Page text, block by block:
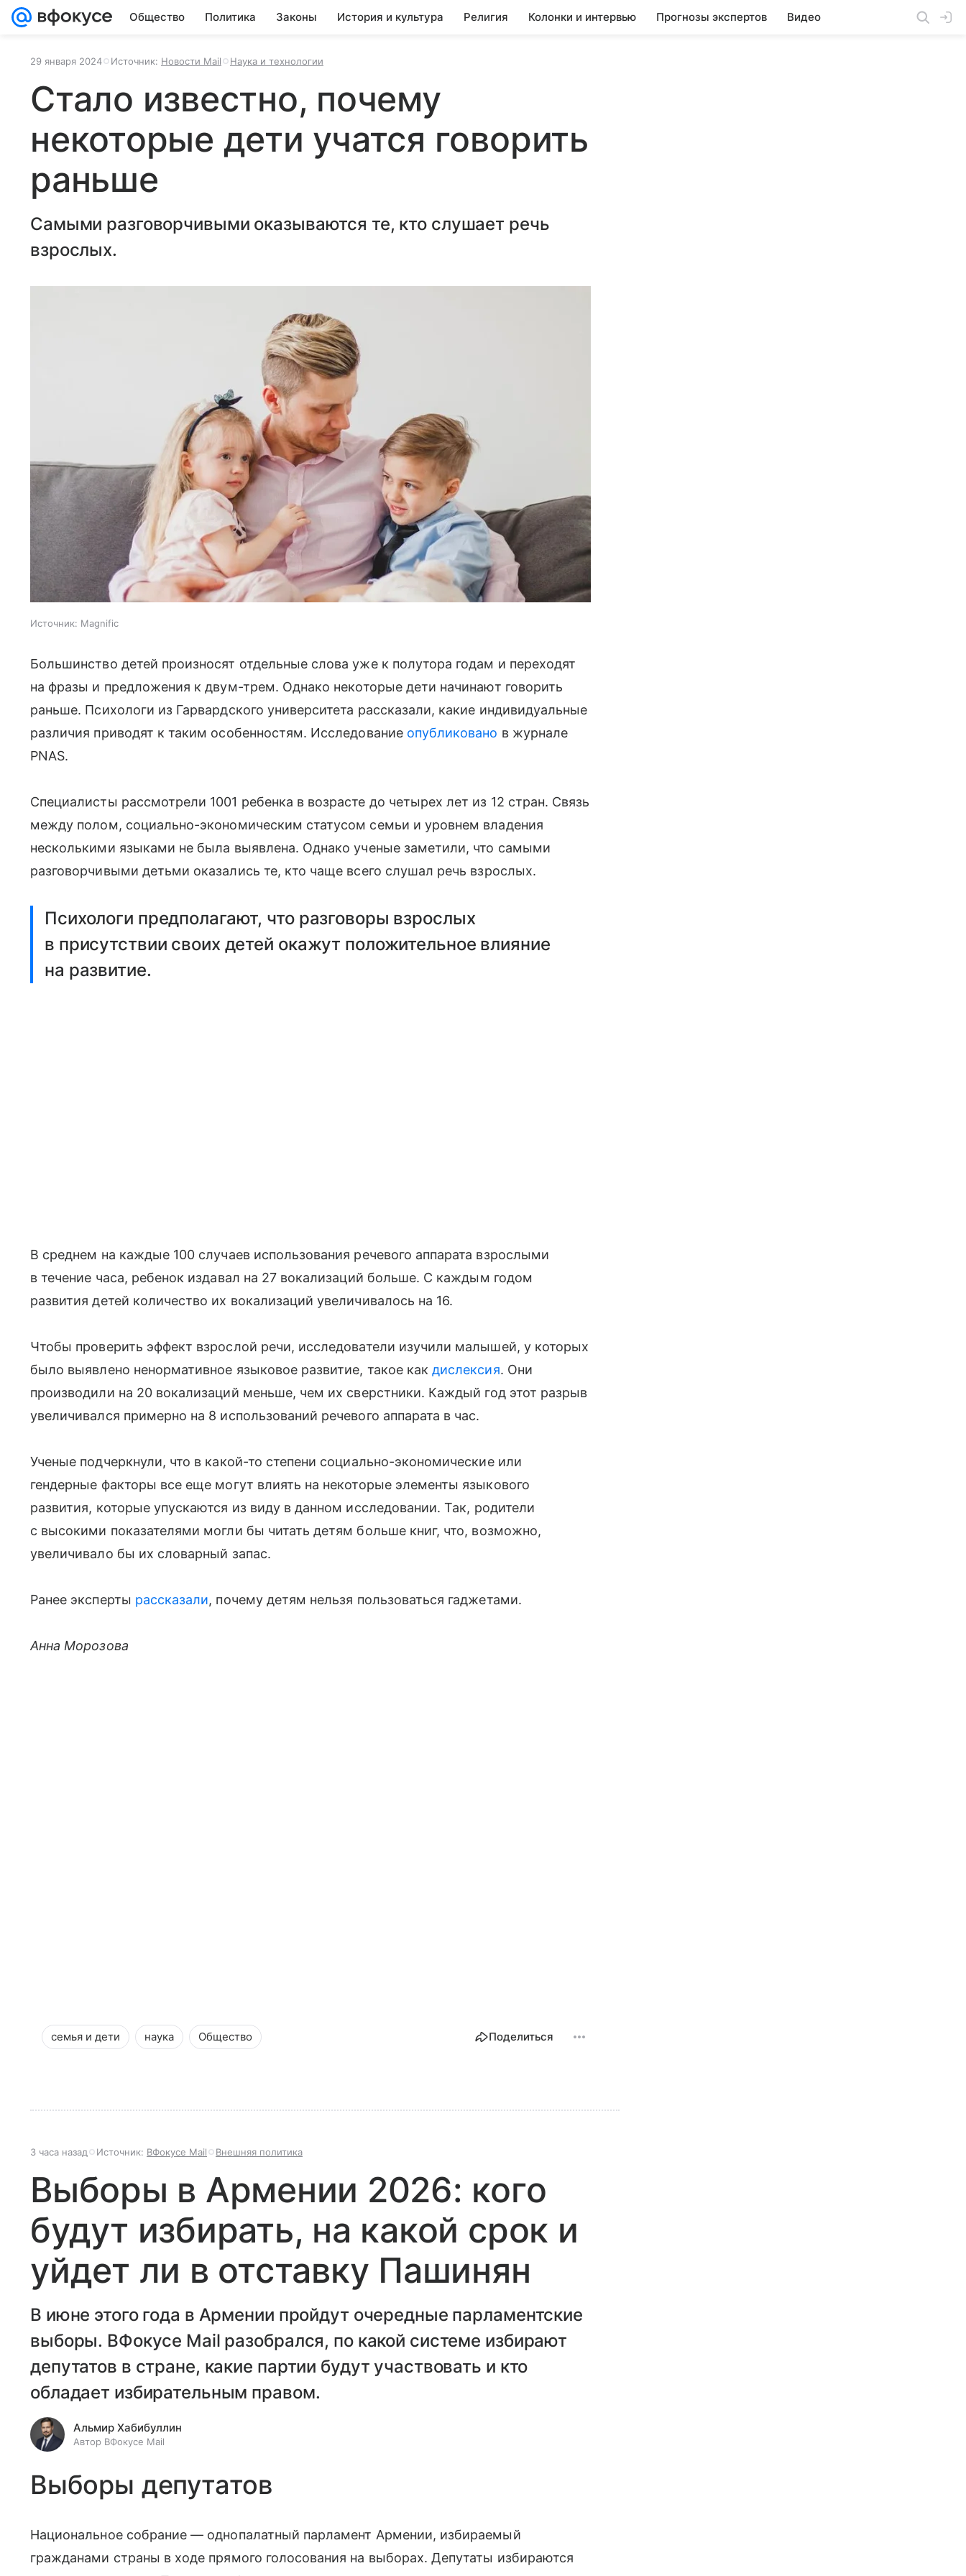
Общество Политика Законы История и культура Религия Колонки и интервью Прогнозы экспертов Видео
29 января 2024 Источник: Новости Mail Наука и технологии
Стало известно, почему
некоторые дети учатся говорить
раньше
Самыми разговорчивыми оказываются те, кто слушает речь
взрослых.
Источник: Magnific
Большинство детей произносят отдельные слова уже к полутора годам и переходят
на фразы и предложения к двум-трем. Однако некоторые дети начинают говорить
раньше. Психологи из Гарвардского университета рассказали, какие индивидуальные
различия приводят к таким особенностям. Исследование опубликовано в журнале
PNAS.
Специалисты рассмотрели 1001 ребенка в возрасте до четырех лет из 12 стран. Связь
между полом, социально-экономическим статусом семьи и уровнем владения
несколькими языками не была выявлена. Однако ученые заметили, что самыми
разговорчивыми детьми оказались те, кто чаще всего слушал речь взрослых.
Психологи предполагают, что разговоры взрослых
в присутствии своих детей окажут положительное влияние
на развитие.
В среднем на каждые 100 случаев использования речевого аппарата взрослыми
в течение часа, ребенок издавал на 27 вокализаций больше. С каждым годом
развития детей количество их вокализаций увеличивалось на 16.
Чтобы проверить эффект взрослой речи, исследователи изучили малышей, у которых
было выявлено ненормативное языковое развитие, такое какдислексия. Они
производили на 20 вокализаций меньше, чем их сверстники. Каждый год этот разрыв
увеличивался примерно на 8 использований речевого аппарата в час.
Ученые подчеркнули, что в какой-то степени социально-экономические или
гендерные факторы все еще могут влиять на некоторые элементы языкового
развития, которые упускаются из виду в данном исследовании. Так, родители
с высокими показателями могли бы читать детям больше книг, что, возможно,
увеличивало бы их словарный запас.
Ранее эксперты рассказали, почему детям нельзя пользоваться гаджетами.
Анна Морозова
семья и дети наука Общество Поделиться
3 часа назад Источник: ВФокусе Mail Внешняя политика
Выборы в Армении 2026: кого
будут избирать, на какой срок и
уйдет ли в отставку Пашинян
В июне этого года в Армении пройдут очередные парламентские
выборы. ВФокусе Mail разобрался, по какой системе избирают
депутатов в стране, какие партии будут участвовать и кто
обладает избирательным правом.
Альмир Хабибуллин
Автор ВФокусе Mail
Выборы депутатов
Национальное собрание — однопалатный парламент Армении, избираемый
гражданами страны в ходе прямого голосования на выборах. Депутаты избираются